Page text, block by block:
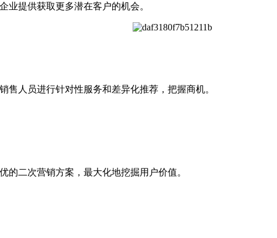
业提供获取更多潜在客户的机会。
人员进行针对性服务和差异化推荐，把握商机。
二次营销方案，最大化地挖掘用户价值。